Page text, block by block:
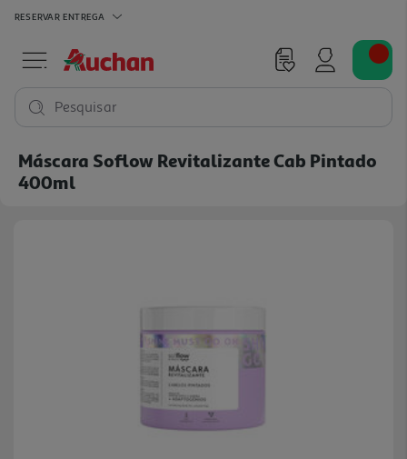
RESERVAR ENTREGA
Pesquisar
Máscara Soflow Revitalizante Cab Pintado
400ml